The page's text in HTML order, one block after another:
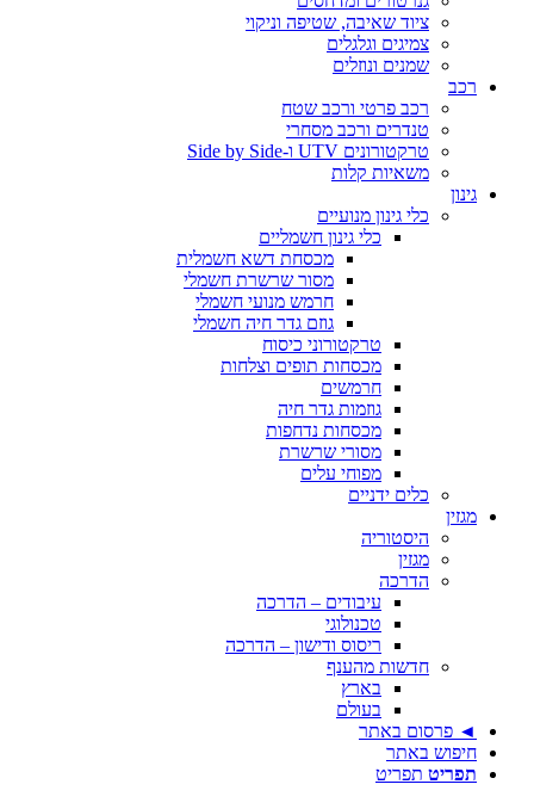
ציוד שאיבה, שטיפה וניקוי
צמיגים וגלגלים
שמנים ונוזלים
רכב
רכב פרטי ורכב שטח
טנדרים ורכב מסחרי
טרקטורונים UTV ו-Side by Side
משאיות קלות
גינון
כלי גינון מנועיים
כלי גינון חשמליים
מכסחת דשא חשמלית
מסור שרשרת חשמלי
חרמש מנועי חשמלי
גוזם גדר חיה חשמלי
טרקטורוני כיסוח
מכסחות תופים וצלחות
חרמשים
גוזמות גדר חיה
מכסחות נדחפות
מסורי שרשרת
מפוחי עלים
כלים ידניים
מגזין
היסטוריה
מגזין
הדרכה
עיבודים – הדרכה
טכנולוגי
ריסוס ודישון – הדרכה
חדשות מהענף
בארץ
בעולם
◄ פרסום באתר
חיפוש באתר
תפריט תפריט